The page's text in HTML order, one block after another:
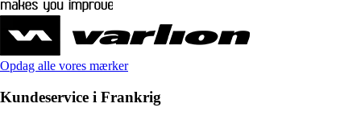
Opdag alle vores mærker
Kundeservice i Frankrig